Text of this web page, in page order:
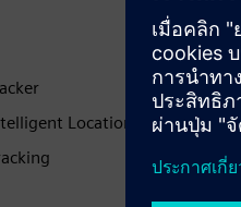
Location (requires